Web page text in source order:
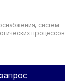
систем
процессов